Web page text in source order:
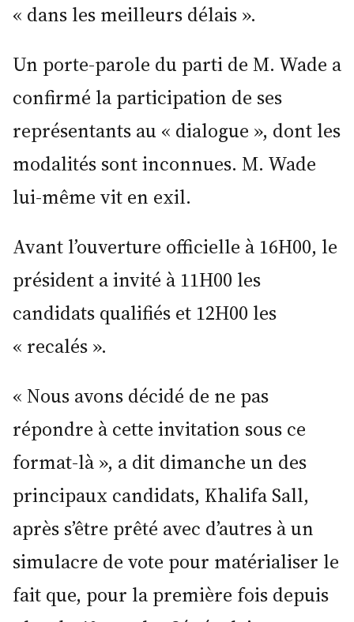
« dans les meilleurs délais ».
Un porte-parole du parti de M. Wade a
confirmé la participation de ses
représentants au « dialogue », dont les
modalités sont inconnues. M. Wade
lui-même vit en exil.
Avant l’ouverture officielle à 16H00, le
président a invité à 11H00 les
candidats qualifiés et 12H00 les
« recalés ».
« Nous avons décidé de ne pas
répondre à cette invitation sous ce
format-là », a dit dimanche un des
principaux candidats, Khalifa Sall,
après s’être prêté avec d’autres à un
simulacre de vote pour matérialiser le
fait que, pour la première fois depuis